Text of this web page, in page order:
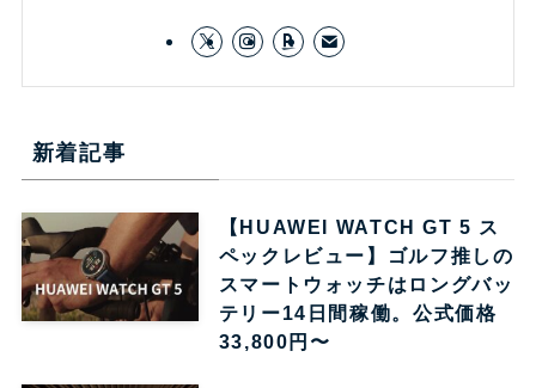
新着記事
【HUAWEI WATCH GT 5 ス
ペックレビュー】ゴルフ推しの
スマートウォッチはロングバッ
テリー14日間稼働。公式価格
33,800円〜